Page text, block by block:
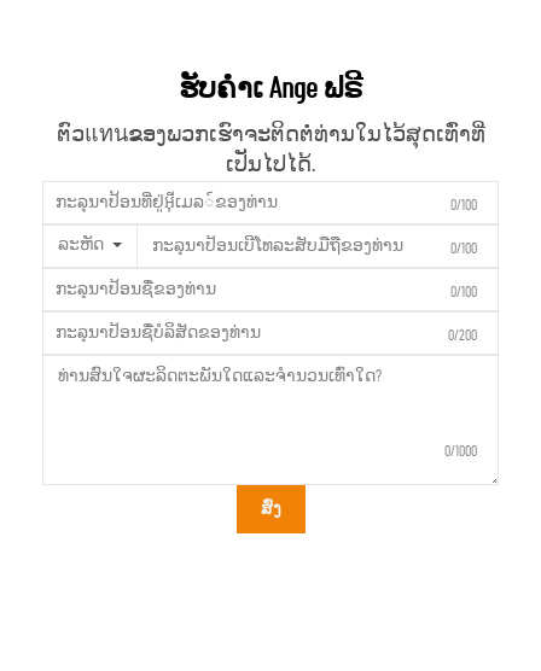
ຮັບຄຳເ Ange ຟຣີ
ຕົວแทนຂອງພວກເຮົາຈະຕິດຕໍ່ທ່ານໃນໄວ້ສຸດເທົ່າທີ່
ເປັນໄປໄດ້.
0/100
ລະຫັດ 0/100
0/100
0/200
0/1000
ສົ່ງ